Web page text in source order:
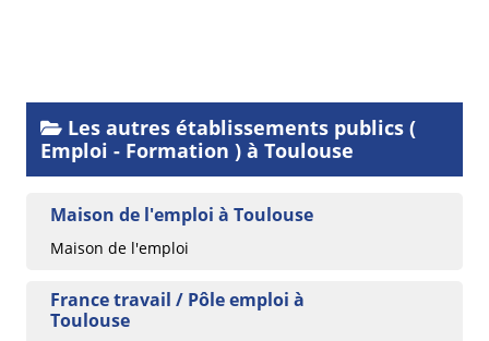
Les autres établissements publics (
Emploi - Formation ) à Toulouse
Maison de l'emploi à Toulouse
Maison de l'emploi
France travail / Pôle emploi à
Toulouse